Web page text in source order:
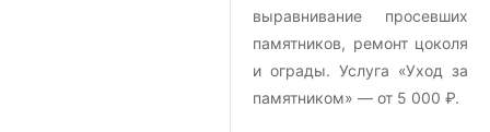
выравнивание просевших
памятников, ремонт цоколя
и ограды. Услуга «Уход за
памятником» — от 5 000 ₽.